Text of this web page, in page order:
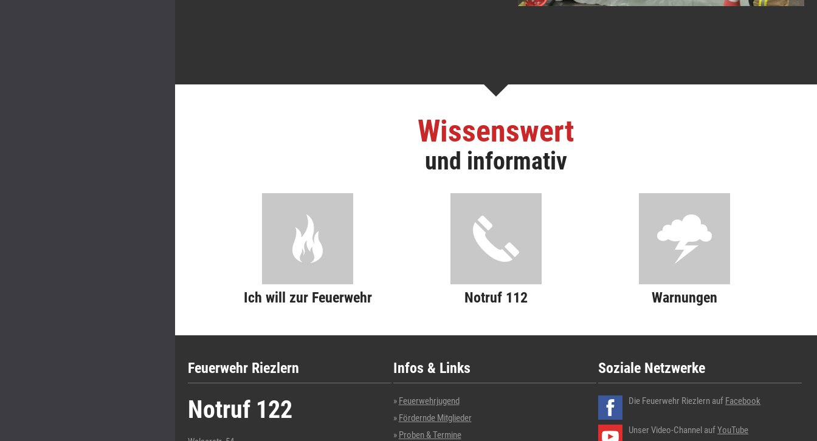
Wissenswert
und informativ
Ich will zur Feuerwehr Notruf 112 Warnungen
Feuerwehr Riezlern
Notruf 122
Infos & Links
Feuerwehrjugend
Fördernde Mitglieder
Proben & Termine
Soziale Netzwerke
Die Feuerwehr Riezlern auf Facebook
Unser Video-Channel aufYouTube